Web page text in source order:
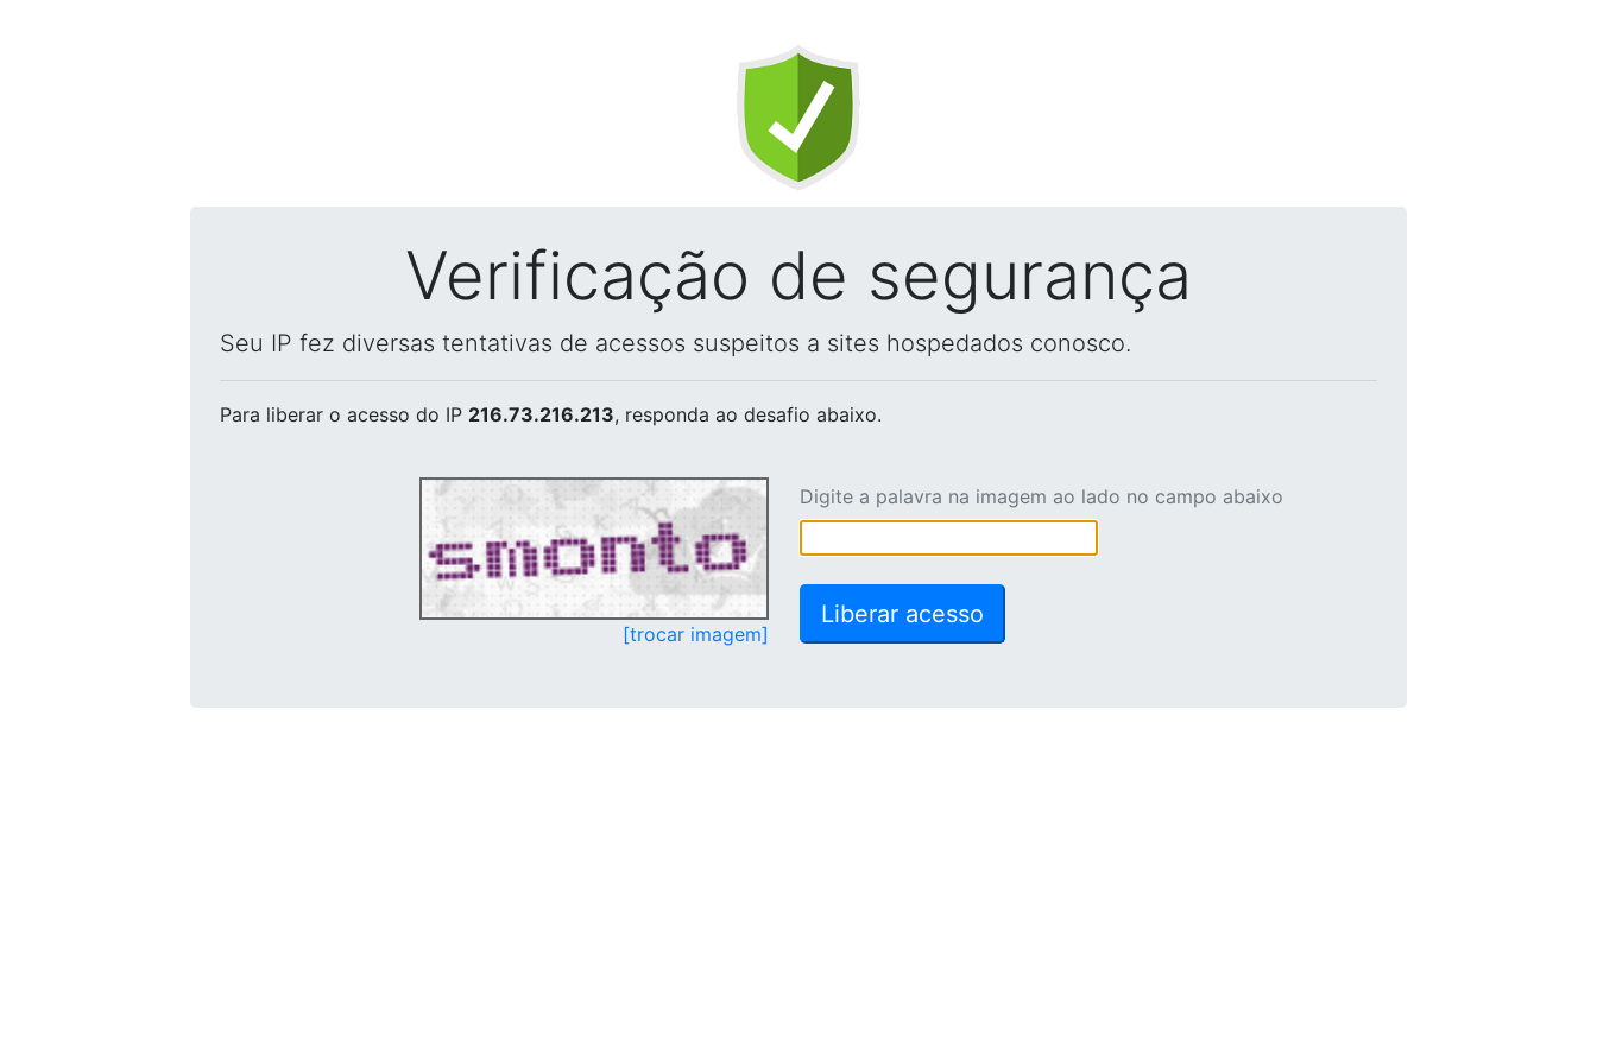
Verificação de segurança
Seu IP fez diversas tentativas de acessos suspeitos a sites hospedados conosco.
Para liberar o acesso do IP 216.73.216.213, responda ao desafio abaixo.
[trocar imagem]
Digite a palavra na imagem ao lado no campo abaixo